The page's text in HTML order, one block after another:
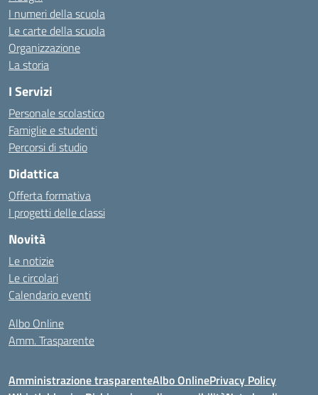
I numeri della scuola
Le carte della scuola
Organizzazione
La storia
I Servizi
Personale scolastico
Famiglie e studenti
Percorsi di studio
Didattica
Offerta formativa
I progetti delle classi
Novità
Le notizie
Le circolari
Calendario eventi
Albo Online
Amm. Trasparente
Amministrazione trasparenteAlbo OnlinePrivacy Policy